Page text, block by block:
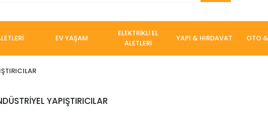
EV YAŞAM
ELEKTRİKLİ EL
ALETLERİ
YAPI & HIRDAVAT OTO
YAPIŞTIRICILAR